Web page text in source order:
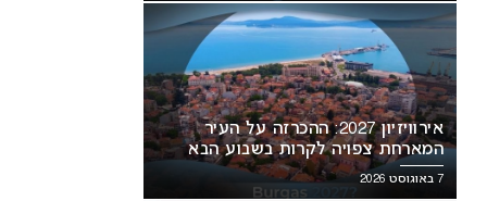
אירוויזיון 2027: ההכרזה על העיר
המארחת צפויה לקרות בשבוע הבא
7 באוגוסט 2026